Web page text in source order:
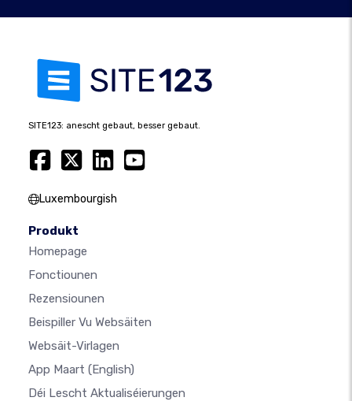
SITE123: anescht gebaut, besser gebaut.
Luxembourgish
Produkt
Homepage
Fonctiounen
Rezensiounen
Beispiller Vu Websäiten
Websäit-Virlagen
App Maart (English)
Déi Lescht Aktualiséierungen